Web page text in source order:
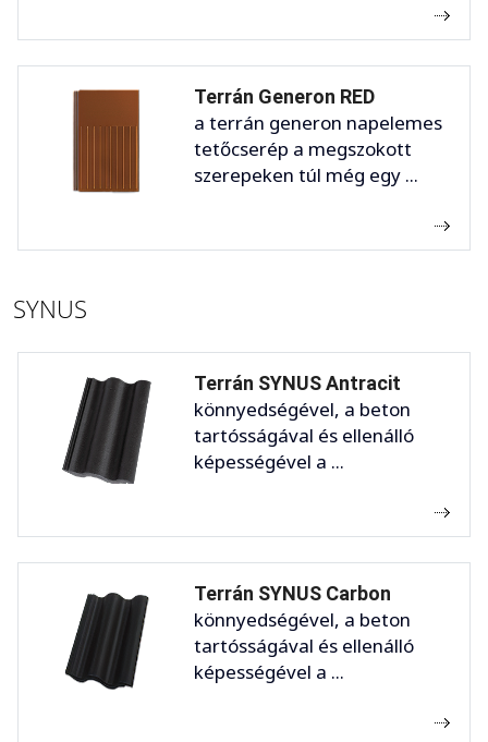
Terrán Generon RED
a terrán generon napelemes
tetőcserép a megszokott
szerepeken túl még egy ...
SYNUS
Terrán SYNUS Antracit
könnyedségével, a beton
tartósságával és ellenálló
képességével a ...
Terrán SYNUS Carbon
könnyedségével, a beton
tartósságával és ellenálló
képességével a ...